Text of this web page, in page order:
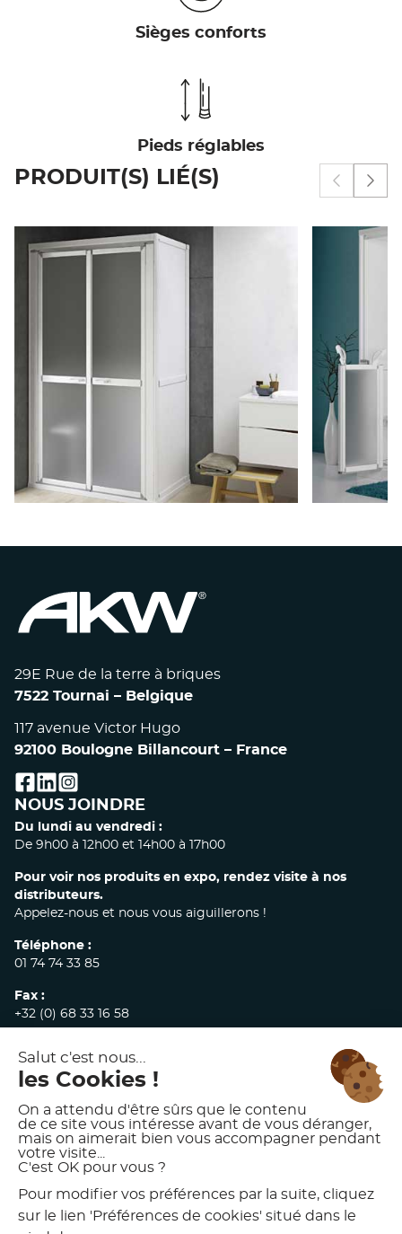
Sièges conforts
Pieds réglables
PRODUIT(S) LIÉ(S)
Afficher
CABINE ACCESS - RECEVEUR
BRADDAN
CABINE
29E Rue de la terre à briques
7522 Tournai – Belgique
117 avenue Victor Hugo
92100 Boulogne Billancourt – France
facebook
linkedin
instagram
NOUS JOINDRE
Du lundi au vendredi :
De 9h00 à 12h00 et 14h00 à 17h00
Pour voir nos produits en expo, rendez visite à nos
distributeurs.
Appelez-nous et nous vous aiguillerons !
Téléphone :
01 74 74 33 85
Fax :
+32 (0) 68 33 16 58
commandes@akw-medicare.com
© 2026 AKW INTERNATIONAL
MENTIONS LÉGALES
POLITIQUE DE CONFIDENTIALITÉ
CONDITIONS GÉNÉRALES DE VENTE